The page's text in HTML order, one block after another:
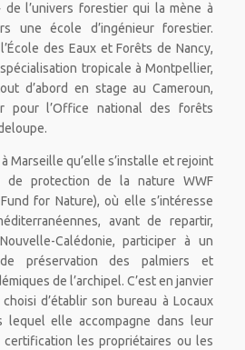
de l’univers forestier qui la mène à
une école d’ingénieur forestier.
des Eaux et Forêts de Nancy,
tropicale à Montpellier,
d’abord en stage au Cameroun,
pour l’Office national des forêts
Marseille qu’elle s’installe et rejoint
de protection de la nature WWF
for Nature), où elle s’intéresse
avant de repartir,
Calédonie, participer à un
de préservation des palmiers et
de l’archipel. C’est en janvier
d’établir son bureau à Locaux
lequel elle accompagne dans leur
certification les propriétaires ou les